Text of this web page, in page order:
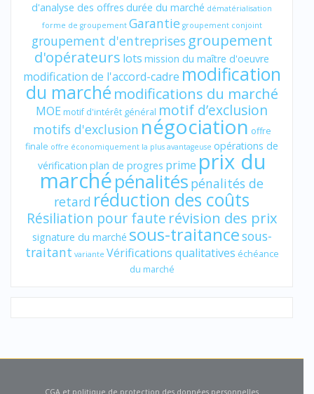
d'analyse des offres durée du marché dématérialisation
forme de groupement Garantie groupement conjoint
groupement d'entreprises groupement
d'opérateurs lots mission du maître d'oeuvre
modification de l'accord-cadre modification
du marché modifications du marché
MOE motif d'intérêt général motif d’exclusion
motifs d'exclusion négociation offre
finale offre économiquement la plus avantageuse opérations de
vérification plan de progres prime prix du
marchépénalités pénalités de
retard réduction des coûts
Résiliation pour faute révision des prix
signature du marché sous-traitancesous-
traitant variante Vérifications qualitatives échéance
du marché
CGA et politique de protection des données personnelles